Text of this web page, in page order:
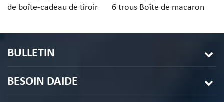
de boîte-cadeau de tiroir
desserts 3PCS
6 trous Boîte de macaron
personnalisée
BULLETIN
BESOIN DAIDE